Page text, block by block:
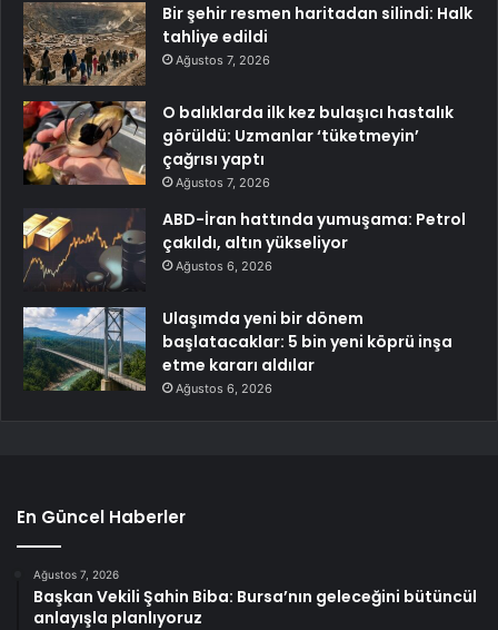
Bir şehir resmen haritadan silindi: Halk
tahliye edildi
Ağustos 7, 2026
O balıklarda ilk kez bulaşıcı hastalık
görüldü: Uzmanlar ‘tüketmeyin’
çağrısı yaptı
Ağustos 7, 2026
ABD-İran hattında yumuşama: Petrol
çakıldı, altın yükseliyor
Ağustos 6, 2026
Ulaşımda yeni bir dönem
başlatacaklar: 5 bin yeni köprü inşa
etme kararı aldılar
Ağustos 6, 2026
En Güncel Haberler
Ağustos 7, 2026
Başkan Vekili Şahin Biba: Bursa’nın geleceğini bütüncül
anlayışla planlıyoruz